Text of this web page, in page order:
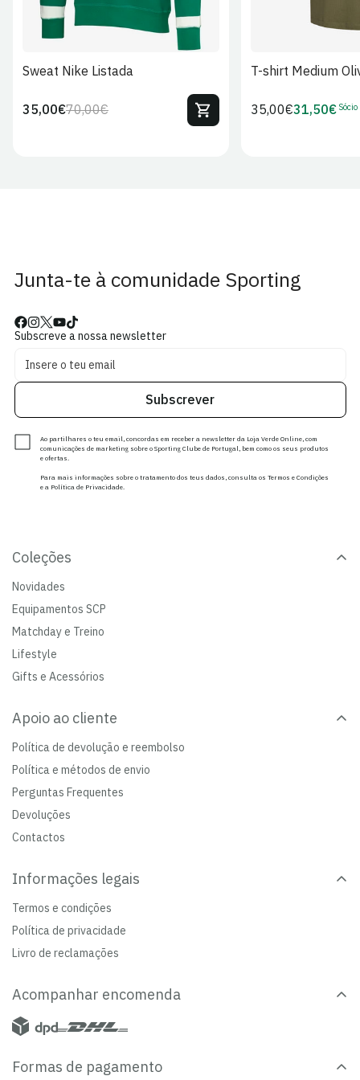
Sweat Nike Listada
Preço
70,00€Preço
35,00€
T-shirt Medium
Preço
35,00€Preço
31,50€ Sócio
Junta-te à comunidade Sporting
Subscreve a nossa newsletter
Subscrever
Ao partilhares o teu email, concordas em receber a newsletter da Loja Verde Online, com
comunicações de marketing sobre o Sporting Clube de Portugal, bem como os seus produtos
e ofertas.
Para mais informações sobre o tratamento dos teus dados, consulta os Termos e Condições
e a Política de Privacidade.
Coleções
Novidades
Equipamentos SCP
Matchday e Treino
Lifestyle
Gifts e Acessórios
Apoio ao cliente
Política de devolução e reembolso
Política e métodos de envio
Perguntas Frequentes
Devoluções
Contactos
Informações legais
Termos e condições
Política de privacidade
Livro de reclamações
Acompanhar encomenda
Formas de pagamento